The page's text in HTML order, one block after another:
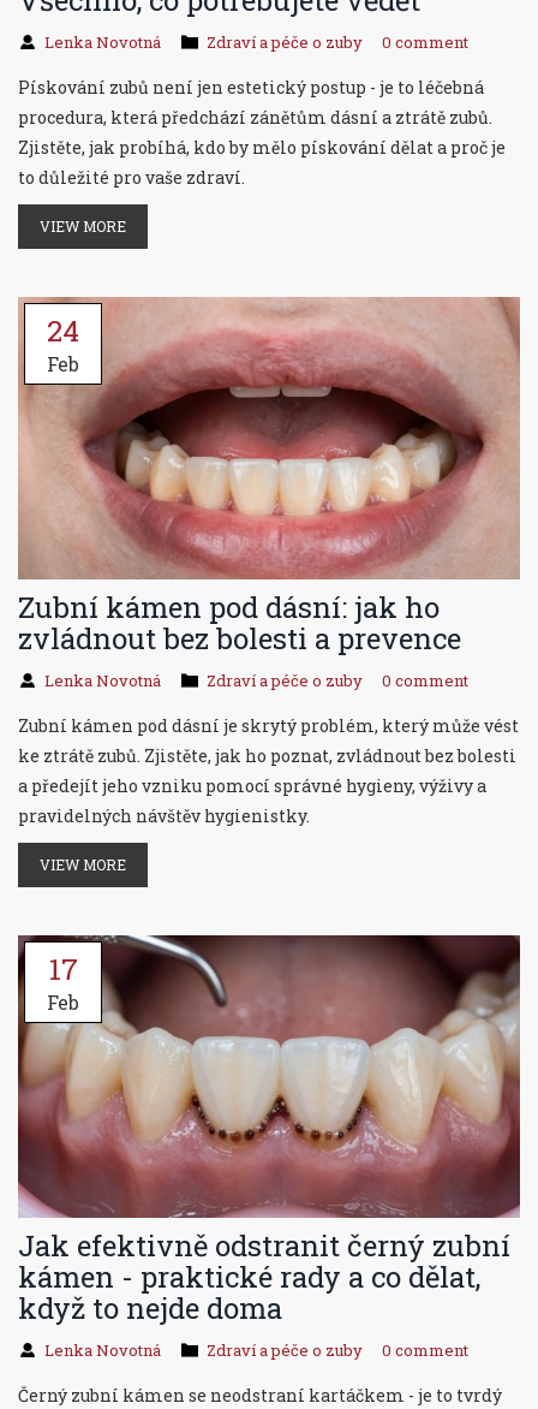
Lenka Novotná Zdraví a péče o zuby 0 comment
Pískování zubů není jen estetický postup - je to léčebná
procedura, která předchází zánětům dásní a ztrátě zubů.
Zjistěte, jak probíhá, kdo by mělo pískování dělat a proč je
to důležité pro vaše zdraví.
VIEW MORE
24
Feb
Zubní kámen pod dásní: jak ho
zvládnout bez bolesti a prevence
Lenka Novotná Zdraví a péče o zuby 0 comment
Zubní kámen pod dásní je skrytý problém, který může vést
ke ztrátě zubů. Zjistěte, jak ho poznat, zvládnout bez bolesti
a předejít jeho vzniku pomocí správné hygieny, výživy a
pravidelných návštěv hygienistky.
VIEW MORE
17
Feb
Jak efektivně odstranit černý zubní
kámen - praktické rady a co dělat,
když to nejde doma
Lenka Novotná Zdraví a péče o zuby 0 comment
Černý zubní kámen se neodstraní kartáčkem - je to tvrdý